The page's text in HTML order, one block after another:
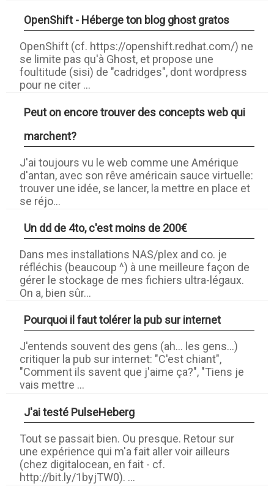
OpenShift - Héberge ton blog ghost gratos
OpenShift (cf. https://openshift.redhat.com/) ne
se limite pas qu'à Ghost, et propose une
foultitude (sisi) de "cadridges", dont wordpress
pour ne citer ...
Peut on encore trouver des concepts web qui
marchent?
J'ai toujours vu le web comme une Amérique
d'antan, avec son rêve américain sauce virtuelle:
trouver une idée, se lancer, la mettre en place et
se réjo...
Un dd de 4to, c'est moins de 200€
Dans mes installations NAS/plex and co. je
réfléchis (beaucoup ^) à une meilleure façon de
gérer le stockage de mes fichiers ultra-légaux.
On a, bien sûr...
Pourquoi il faut tolérer la pub sur internet
J'entends souvent des gens (ah... les gens...)
critiquer la pub sur internet: "C'est chiant",
"Comment ils savent que j'aime ça?", "Tiens je
vais mettre ...
J'ai testé PulseHeberg
Tout se passait bien. Ou presque. Retour sur
une expérience qui m'a fait aller voir ailleurs
(chez digitalocean, en fait - cf.
http://bit.ly/1byjTW0). ...